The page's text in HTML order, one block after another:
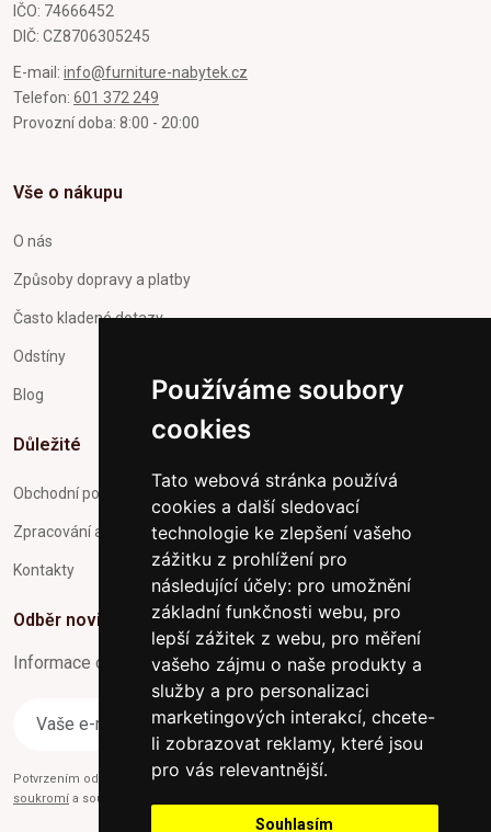
Používáme soubory
cookies
Tato webová stránka používá
cookies a další sledovací
technologie ke zlepšení vašeho
zážitku z prohlížení pro
následující účely: pro umožnění
základní funkčnosti webu, pro
lepší zážitek z webu, pro měření
vašeho zájmu o naše produkty a
služby a pro personalizaci
marketingových interakcí, chcete-
li zobrazovat reklamy, které jsou
pro vás relevantnější.
Souhlasím
IČO: 74666452
DIČ: CZ8706305245
E-mail: info@furniture-nabytek.cz
Telefon: 601 372 249
Provozní doba: 8:00 - 20:00
Vše o nákupu
O nás
Způsoby dopravy a platby
Často kladené dotazy
Odstíny
Blog
Důležité
Obchodní podmínky
Zpracování a ochrana osobních údajů
Kontakty
Odběr novinek
Informace o Novinkách a užitečné rady max. 1x za týden
Odebírat
Potvrzením odběru současně souhlasíte s našimi podmínkami o
soukromí a současně nám udělujete souhlas se zasíláním obchodních e-mailů.